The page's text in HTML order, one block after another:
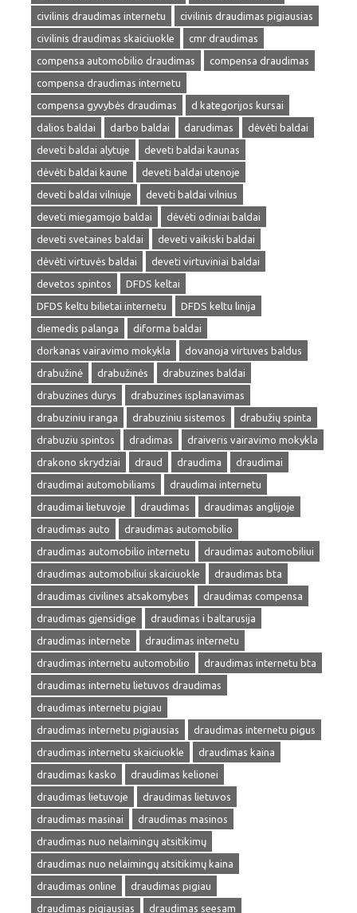
civilinis draudimas internetu
civilinis draudimas pigiausias
civilinis draudimas skaiciuokle
cmr draudimas
compensa automobilio draudimas
compensa draudimas
compensa draudimas internetu
compensa gyvybės draudimas
d kategorijos kursai
dalios baldai
darbo baldai darudimas
dėvėti baldai
deveti baldai alytuje
deveti baldai kaunas
dėvėti baldai kaune
deveti baldai utenoje
deveti baldai vilniuje
deveti baldai vilnius
deveti miegamojo baldai
dėvėti odiniai baldai
deveti svetaines baldai
deveti vaikiski baldai
dėvėti virtuvės baldai
deveti virtuviniai baldai
devetos spintos
DFDS keltai
DFDS keltu bilietai internetu
DFDS keltu linija
diemedis palanga
diforma baldai
dorkanas vairavimo mokykla
dovanoja virtuves baldus
drabužinė
drabužinės
drabuzines baldai
drabuzines durys
drabuzines isplanavimas
drabuziniu iranga
drabuziniu sistemos
drabužių spinta
drabuziu spintos
dradimas
draiveris vairavimo mokykla
drakono skrydziai
draud draudima
draudimai
draudimai automobiliams
draudimai internetu
draudimai lietuvoje
draudimas
draudimas anglijoje
draudimas auto
draudimas automobilio
draudimas automobilio internetu
draudimas automobiliui
draudimas automobiliui skaiciuokle
draudimas bta
draudimas civilines atsakomybes
draudimas compensa
draudimas gjensidige
draudimas i baltarusija
draudimas internete
draudimas internetu
draudimas internetu automobilio
draudimas internetu bta
draudimas internetu lietuvos draudimas
draudimas internetu pigiau
draudimas internetu pigiausias
draudimas internetu pigus
draudimas internetu skaiciuokle
draudimas kaina
draudimas kasko
draudimas kelionei
draudimas lietuvoje
draudimas lietuvos
draudimas masinai
draudimas masinos
draudimas nuo nelaimingų atsitikimų
draudimas nuo nelaimingų atsitikimų kaina
draudimas online
draudimas pigiau
draudimas pigiausias
draudimas seesam